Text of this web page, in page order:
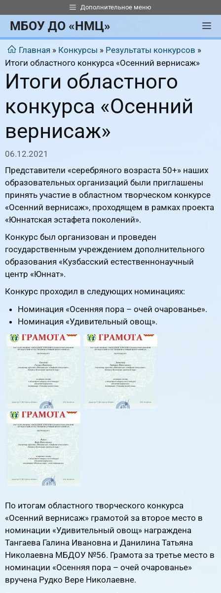
к
содержимому
Дополнительное меню
МБОУ ДО «НМЦ»
Главная » Конкурсы » Результаты конкурсов »
Итоги областного конкурса «Осенний вернисаж»
Итоги областного
конкурса «Осенний
вернисаж»
06.12.2021
Представители «серебряного возраста 50+» наших
образовательных организаций были приглашены
принять участие в областном творческом конкурсе
«Осенний вернисаж», проходящем в рамках проекта
«Юннатская эстафета поколений».
Конкурс был организован и проведен
государственным учреждением дополнительного
образования «Кузбасский естественнонаучный
центр «Юннат».
Конкурс проходил в следующих номинациях:
Номинация «Осенняя пора – очей очарованье».
Номинация «Удивительный овощ».
По итогам областного творческого конкурса
«Осенний вернисаж» грамотой за второе место в
номинации «Удивительный овощ» награждена
Тангаева Галина Ивановна и Данилина Татьяна
Николаевна МБДОУ №56. Грамота за третье место в
номинации «Осенняя пора – очей очарованье»
вручена Рудко Вере Николаевне.